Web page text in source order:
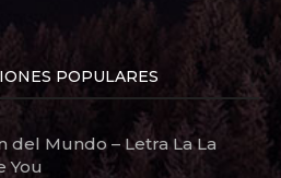
POPULARES
del Mundo – Letra La La
You